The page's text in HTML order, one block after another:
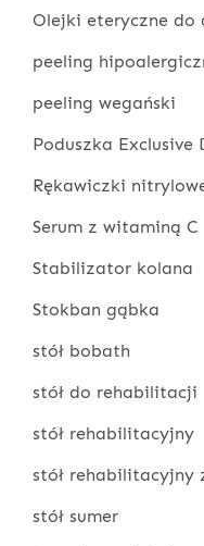
Olejki eteryczne do
peeling
peeling wegański
Poduszka Exclusive
Rękawiczki
Serum z witaminą C
Stabilizator kolana
Stokban gąbka
stół bobath
stół do rehabilitacji
stół rehabilitacyjny
stół rehabilitacyjny
stół sumer